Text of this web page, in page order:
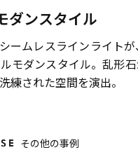
ダンスタイル
ームレスラインライト
モダンスタイル。乱形
練された空間を演出。
その他の事例